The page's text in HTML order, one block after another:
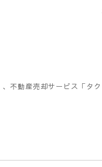
不動産売却サービス「タ